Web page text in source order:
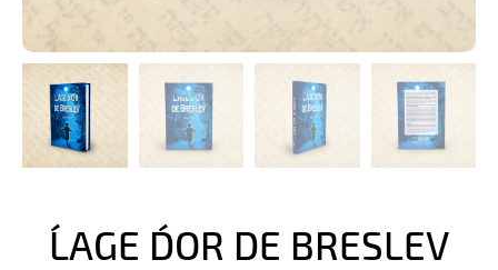
L´AGE D´OR DE BRESLEV